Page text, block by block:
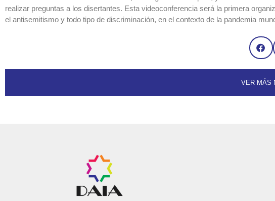
realizar preguntas a los disertantes. Esta videoconferencia será la primera
el antisemitismo y todo tipo de discriminación, en el contexto de la pandemia
VER MÁS